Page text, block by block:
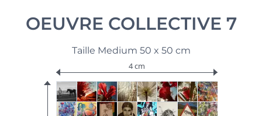
OEUVRE COLLECTIVE 7
Taille Medium 50 x 50 cm
4 cm